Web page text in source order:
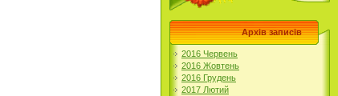
Архів записів
2016 Червень
2016 Жовтень
2016 Грудень
2017 Лютий